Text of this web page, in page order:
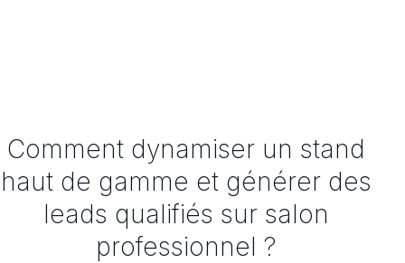
Comment dynamiser un stand
haut de gamme et générer des
leads qualifiés sur salon
professionnel ?